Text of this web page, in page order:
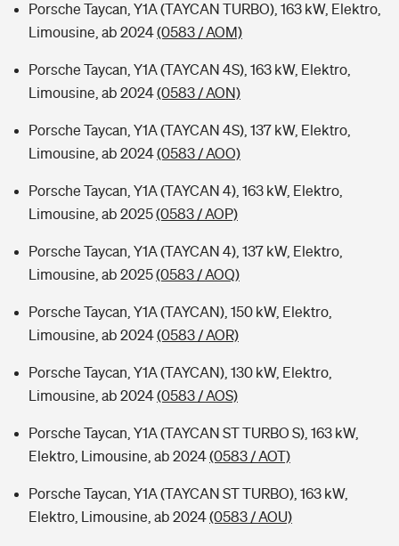
Porsche Taycan, Y1A (TAYCAN TURBO), 163 kW, Elektro,
Limousine, ab 2024(0583 / AOM)
Porsche Taycan, Y1A (TAYCAN 4S), 163 kW, Elektro,
Limousine, ab 2024(0583 / AON)
Porsche Taycan, Y1A (TAYCAN 4S), 137 kW, Elektro,
Limousine, ab 2024(0583 / AOO)
Porsche Taycan, Y1A (TAYCAN 4), 163 kW, Elektro,
Limousine, ab 2025(0583 / AOP)
Porsche Taycan, Y1A (TAYCAN 4), 137 kW, Elektro,
Limousine, ab 2025(0583 / AOQ)
Porsche Taycan, Y1A (TAYCAN), 150 kW, Elektro,
Limousine, ab 2024(0583 / AOR)
Porsche Taycan, Y1A (TAYCAN), 130 kW, Elektro,
Limousine, ab 2024(0583 / AOS)
Porsche Taycan, Y1A (TAYCAN ST TURBO S), 163 kW,
Elektro, Limousine, ab 2024(0583 / AOT)
Porsche Taycan, Y1A (TAYCAN ST TURBO), 163 kW,
Elektro, Limousine, ab 2024(0583 / AOU)